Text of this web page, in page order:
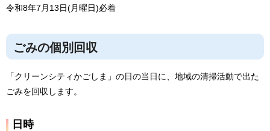
令和8年7月13日(月曜日)必着
ごみの個別回収
「クリーンシティかごしま」の日の当日に、地域の清掃活動で出た
ごみを回収します。
日時